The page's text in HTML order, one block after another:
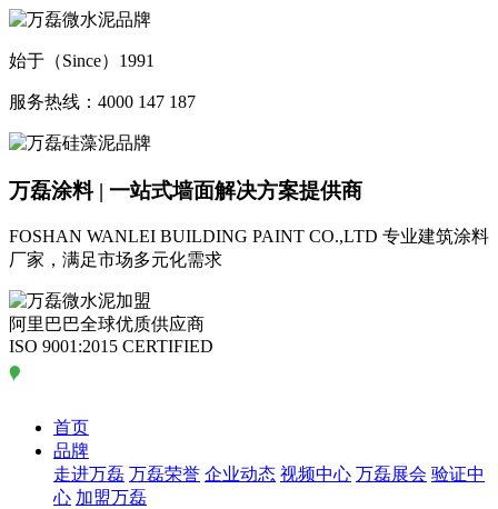
始于（Since）1991
服务热线：4000 147 187
万磊涂料 | 一站式墙面解决方案提供商
FOSHAN WANLEI BUILDING PAINT CO.,LTD 专业建筑涂料
厂家，满足市场多元化需求
阿里巴巴全球优质供应商
ISO 9001:2015 CERTIFIED
首页
品牌
走进万磊 万磊荣誉 企业动态 视频中心 万磊展会 验证中
心 加盟万磊